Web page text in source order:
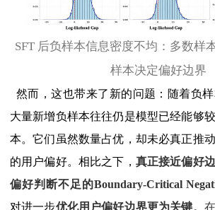
SFT 后负样本信息密度不均：多数样
样本决定偏好边界
然而，这也带来了新的问题：随着负样
大量新增负样本往往仍是模型已经能够
本。它们虽然数量占优，却未必真正推
的用户偏好。相比之下， 真正接近偏好
偏好判断不足的Boundary-Critical
对进一步优化用户偏好边界更为关键。